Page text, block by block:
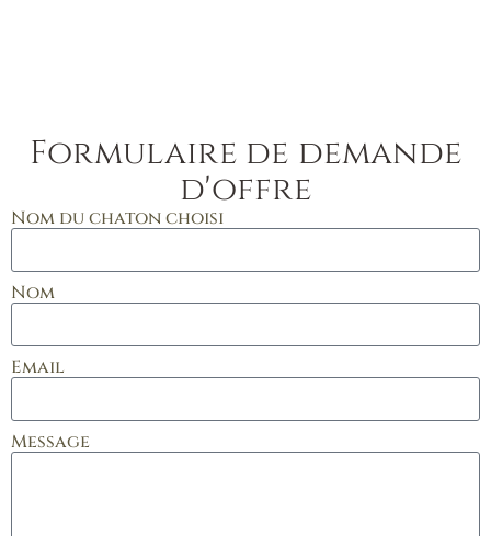
Formulaire de demande
d'offre
Nom du chaton choisi
Nom
Email
Message